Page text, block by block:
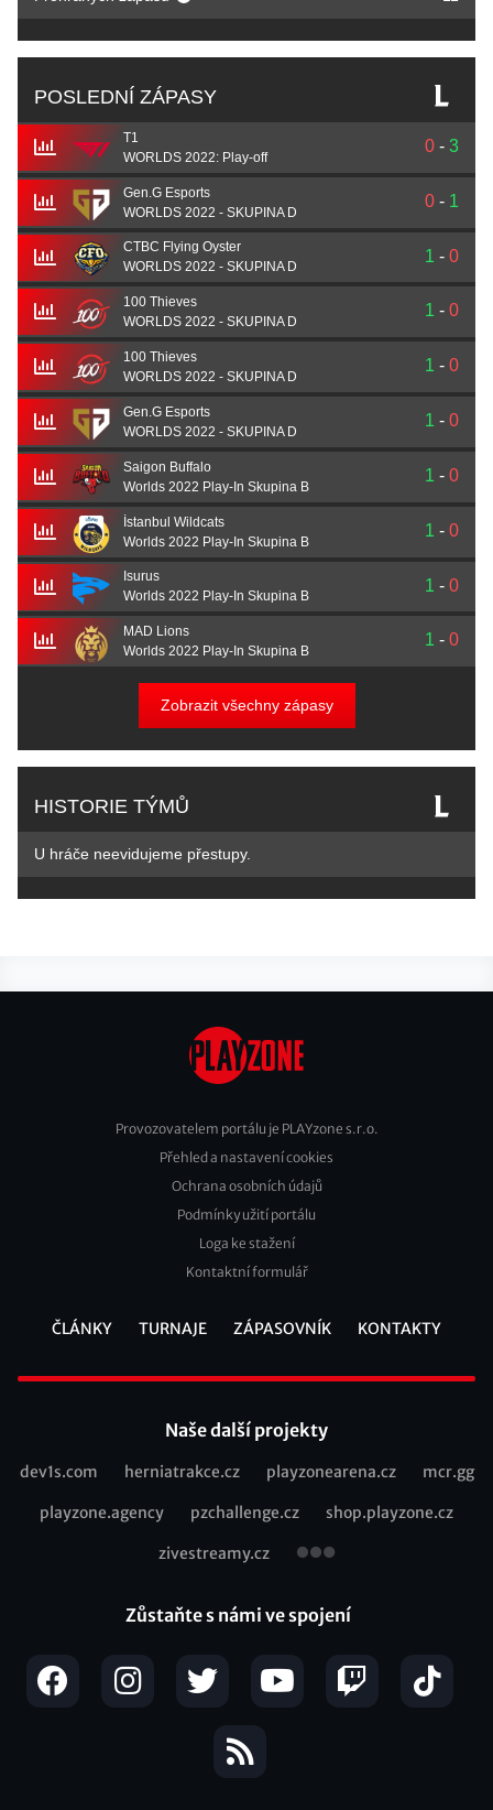
POSLEDNÍ ZÁPASY
T1
WORLDS 2022: Play-off
0 - 3
Gen.G Esports
WORLDS 2022 - SKUPINA D
0 - 1
CTBC Flying Oyster
WORLDS 2022 - SKUPINA D
1 - 0
100 Thieves
WORLDS 2022 - SKUPINA D
1 - 0
100 Thieves
WORLDS 2022 - SKUPINA D
1 - 0
Gen.G Esports
WORLDS 2022 - SKUPINA D
1 - 0
Saigon Buffalo
Worlds 2022 Play-In Skupina B
1 - 0
İstanbul Wildcats
Worlds 2022 Play-In Skupina B
1 - 0
Isurus
Worlds 2022 Play-In Skupina B
1 - 0
MAD Lions
Worlds 2022 Play-In Skupina B
1 - 0
Zobrazit všechny zápasy
HISTORIE TÝMŮ
U hráče neevidujeme přestupy.
Footer
Provozovatelem portálu je PLAYzone s.r.o.
Přehled a nastavení cookies
Ochrana osobních údajů
Podmínky užití portálu
Loga ke stažení
Kontaktní formulář
ČLÁNKY TURNAJE ZÁPASOVNÍK KONTAKTY
Naše další projekty
Recommended
dev1s.com herniatrakce.cz playzonearena.cz mcr.gg
playzone.agency pzchallenge.cz shop.playzone.cz
zivestreamy.cz
Zůstaňte s námi ve spojení